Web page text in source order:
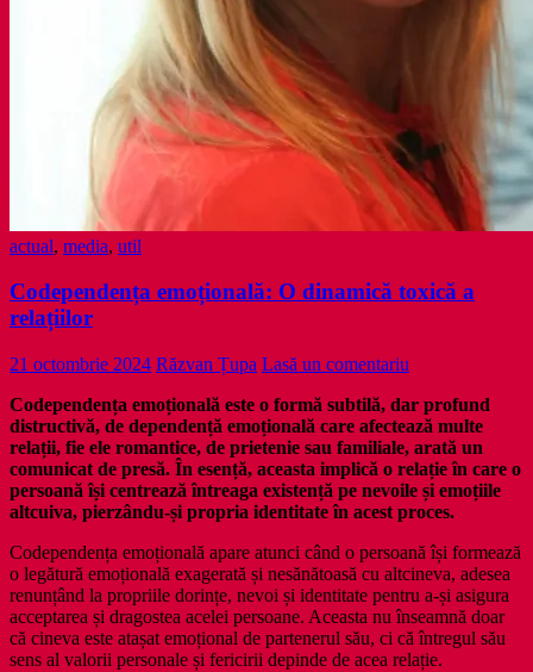
actual, media, util
Codependența emoțională: O dinamică toxică a
relațiilor
21 octombrie 2024 Răzvan Țupa Lasă un comentariu
Codependența emoțională este o formă subtilă, dar profund
distructivă, de dependență emoțională care afectează multe
relații, fie ele romantice, de prietenie sau familiale, arată un
comunicat de presă. În esență, aceasta implică o relație în care o
persoană își centrează întreaga existență pe nevoile și emoțiile
altcuiva, pierzându-și propria identitate în acest proces.
Codependența emoțională apare atunci când o persoană își formează
o legătură emoțională exagerată și nesănătoasă cu altcineva, adesea
renunțând la propriile dorințe, nevoi și identitate pentru a-și asigura
acceptarea și dragostea acelei persoane. Aceasta nu înseamnă doar
că cineva este atașat emoțional de partenerul său, ci că întregul său
sens al valorii personale și fericirii depinde de acea relație.